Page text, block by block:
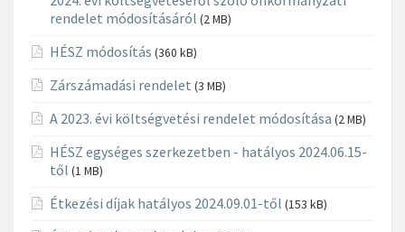
rendelet módosításáról (2 MB)
HÉSZ módosítás (360 kB)
Zárszámadási rendelet (3 MB)
A 2023. évi költségvetési rendelet módosítása (2 MB)
HÉSZ egységes szerkezetben - hatályos 2024.06.15-
től (1 MB)
Étkezési díjak hatályos 2024.09.01-től (153 kB)